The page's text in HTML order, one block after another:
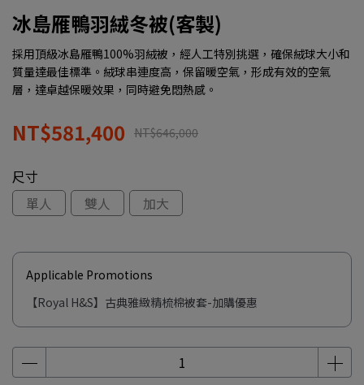
冰島雁鴨羽絨冬被(客製)
採用頂級冰島雁鴨100%羽絨被，經人工特別挑選，確保絨球大小和
質量達最佳標準。絨球串連度高，保留暖空氣，形成有效的空氣
層，達卓越保暖效果，同時避免悶熱感。
NT$581,400 NT$646,000
尺寸
單人
雙人 加大
Applicable Promotions
【Royal H&S】古典雅緻精梳棉被套-加購優惠